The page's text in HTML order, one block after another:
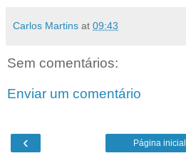
Carlos Martins at 09:43
Sem comentários:
Enviar um comentário
‹ Página inicial